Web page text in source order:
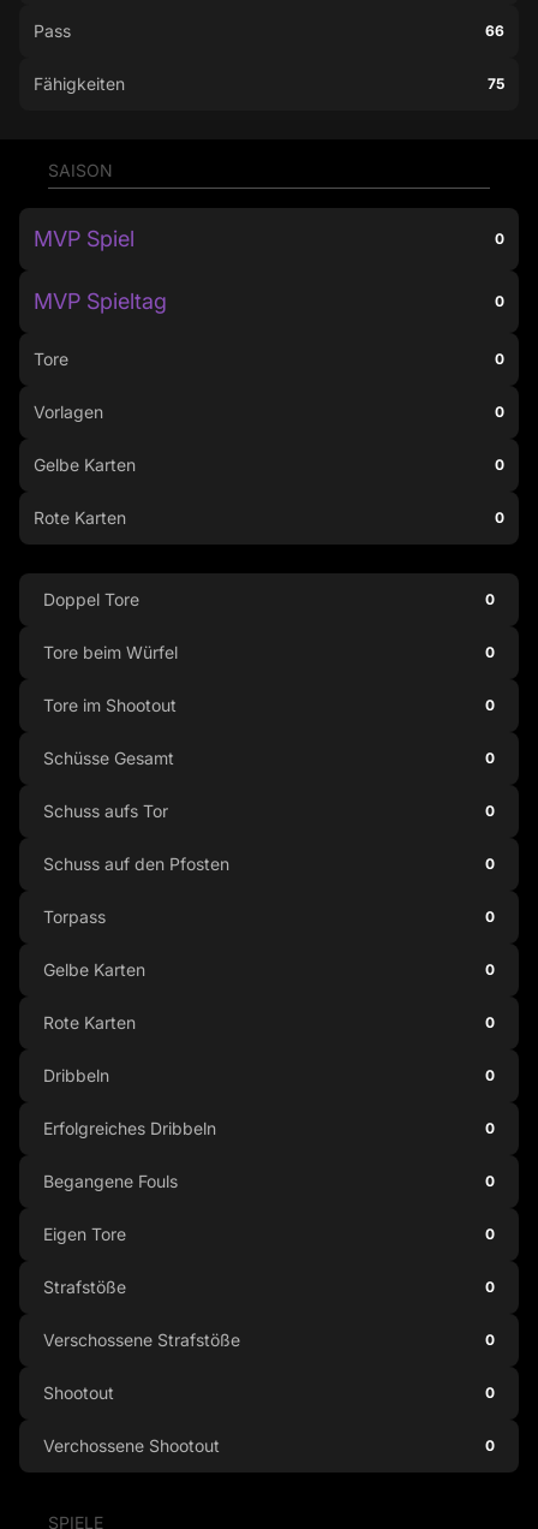
Pass 66
Fähigkeiten 75
SPIELE
SAISON
MVP Spiel 0
MVP Spieltag 0
Tore 0
Vorlagen 0
Gelbe Karten 0
Rote Karten 0
Doppel Tore 0
Tore beim Würfel 0
Tore im Shootout 0
Schüsse Gesamt 0
Schuss aufs Tor 0
Schuss auf den Pfosten 0
Torpass 0
Gelbe Karten 0
Rote Karten 0
Dribbeln 0
Erfolgreiches Dribbeln 0
Begangene Fouls 0
Eigen Tore 0
Strafstöße 0
Verschossene Strafstöße 0
Shootout 0
Verchossene Shootout 0